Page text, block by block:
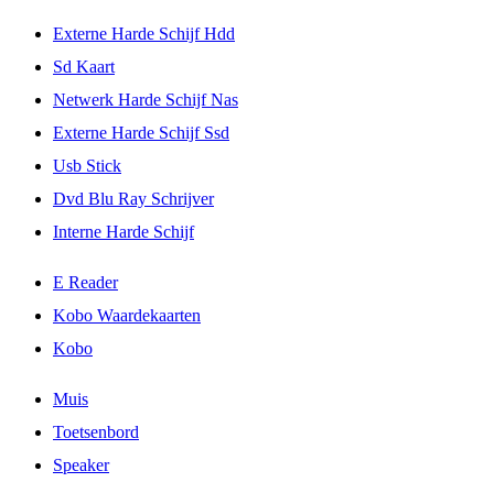
Externe Harde Schijf Hdd
Sd Kaart
Netwerk Harde Schijf Nas
Externe Harde Schijf Ssd
Usb Stick
Dvd Blu Ray Schrijver
Interne Harde Schijf
E Reader
Kobo Waardekaarten
Kobo
Muis
Toetsenbord
Speaker